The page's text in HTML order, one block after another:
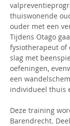
thuiswonende
ouder met een
Tijdens Otago
fysiotherapeut of
slag met
oefeningen,
een
individueel thuis
Deze training
Barendrecht.